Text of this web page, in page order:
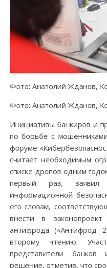
Фото: Анатолий Жданов,
Фото: Анатолий Жданов,
Инициативы банкиров и
по борьбе с
форуме
считает необходимым
списке дропов одним
первый раз, заявил
информационной
его словам,
внести в
антифрода («Антифрод
второму чтению.
представители
решение, отметив, что